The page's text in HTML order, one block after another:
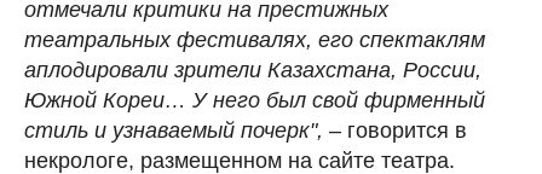
отмечали критики на престижных
театральных фестивалях, его спектаклям
аплодировали зрители Казахстана, России,
Южной Кореи… У него был свой фирменный
стиль и узнаваемый почерк", – говорится в
некрологе, размещенном на сайте театра.